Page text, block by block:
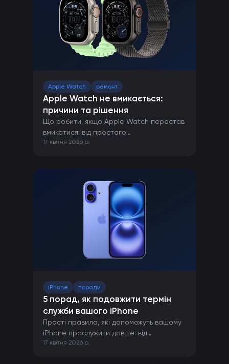
Apple Watch ремонт
Apple Watch не вмикається:
причини та рішення
Що робити, якщо Apple Watch перестав
вмикатися: від простого
перезавантаження до ремонту в сервісі.
17 квітня 2026 р.
iPhone поради
5 порад, як подовжити термін
служби вашого iPhone
Прості правила, які допоможуть вашому
iPhone прослужити довше: від
правильної зарядки до захисту від
17 квітня 2026 р.